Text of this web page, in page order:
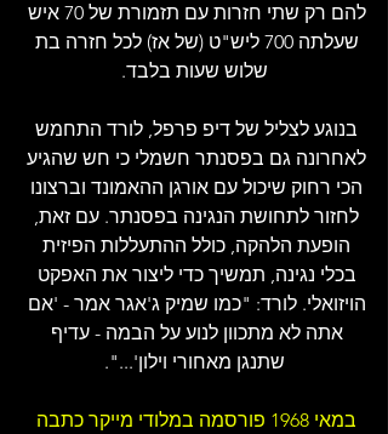
להם רק שתי חזרות עם תזמורת של 70 איש
שעלתה 700 ליש"ט (של אז) לכל חזרה בת
שלוש שעות בלבד.
בנוגע לצליל של דיפ פרפל, לורד התחמש
לאחרונה גם בפסנתר חשמלי כי חש שהגיע
הכי רחוק שיכול עם אורגן ההאמונד וברצונו
לחזור לתחושת הנגינה בפסנתר. עם זאת,
הופעת הלהקה, כולל ההתעללות הפיזית
בכלי נגינה, תמשיך כדי ליצור את האפקט
הויזואלי. לורד: "כמו שמיק ג'אגר אמר - 'אם
אתה לא מתכוון לנוע על הבמה - עדיף
שתנגן מאחורי וילון'...".
במאי 1968 פורסמה במלודי מייקר כתבה